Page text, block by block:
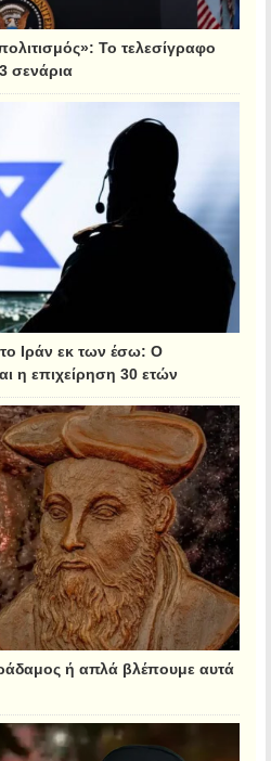
Το τελεσίγραφο
σενάρια
Ιράν εκ των έσω: Ο
η επιχείρηση 30 ετών
ή απλά βλέπουμε αυτά